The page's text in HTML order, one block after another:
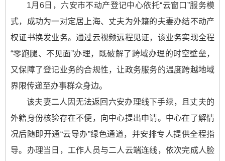
1月6日，六安市不动产登记中心依托“云窗口”服务模
式，成功为一对定居上海、丈夫为外籍的夫妻办结不动产
权证书换发业务。通过云视频远程见证，该业务实现全程
“零跑腿、不见面”办理，既破解了跨域办理的时空壁垒，
又保障了登记业务的合规性，让政务服务的温度跨越地域
界限传递至办事群众身边。
该夫妻二人因无法返回六安办理线下手续，且丈夫的
外籍身份核验存在不便，向中心提出申请。中心在了解情
况后随即开通“云导办”绿色通道，并安排专人提供全程指
导。办理当日，工作人员与二人云端连线，依次完成人脸